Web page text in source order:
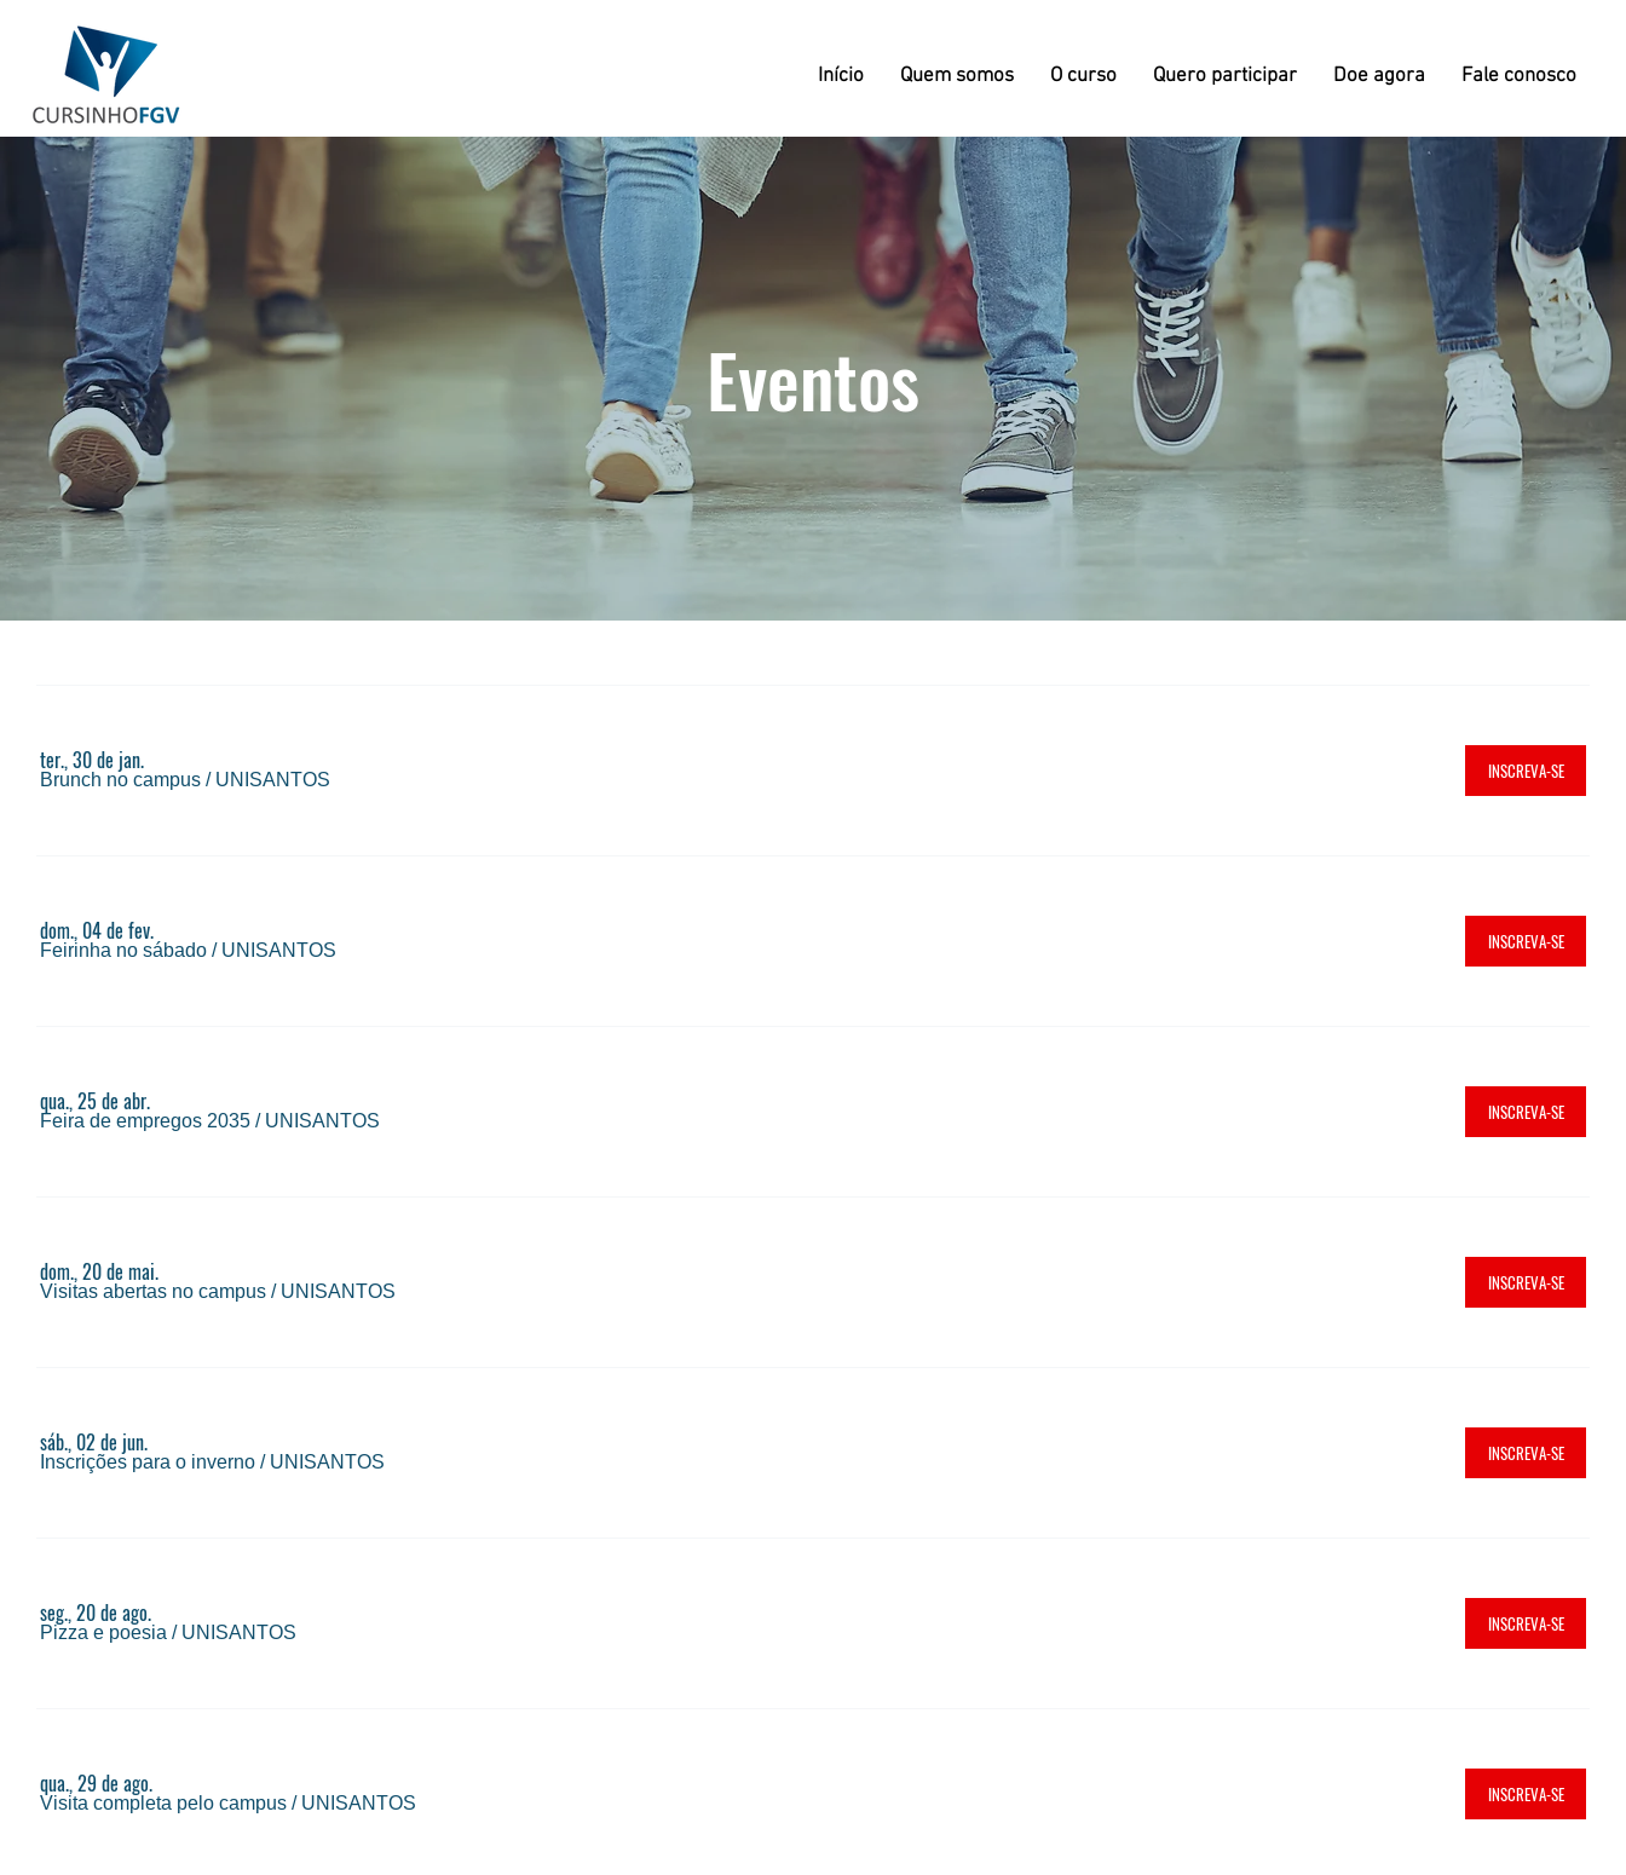
Início Quem somos O curso Quero participar Doe agora Fale conosco
Eventos
ter., 30 de jan.
Brunch no campus / UNISANTOS INSCREVA-SE
dom., 04 de fev.
Feirinha no sábado / UNISANTOS INSCREVA-SE
qua., 25 de abr.
Feira de empregos 2035 / UNISANTOS INSCREVA-SE
dom., 20 de mai.
Visitas abertas no campus / UNISANTOS INSCREVA-SE
sáb., 02 de jun.
Inscrições para o inverno / UNISANTOS INSCREVA-SE
seg., 20 de ago.
Pizza e poesia / UNISANTOS INSCREVA-SE
qua., 29 de ago.
Visita completa pelo campus / UNISANTOS INSCREVA-SE